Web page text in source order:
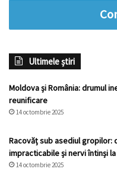
Ultimele știri
Moldova și România: drumul
reunificare
14 octombrie 2025
Racovăț sub asediul gropilor:
impracticabile și nervi întinși la
14 octombrie 2025